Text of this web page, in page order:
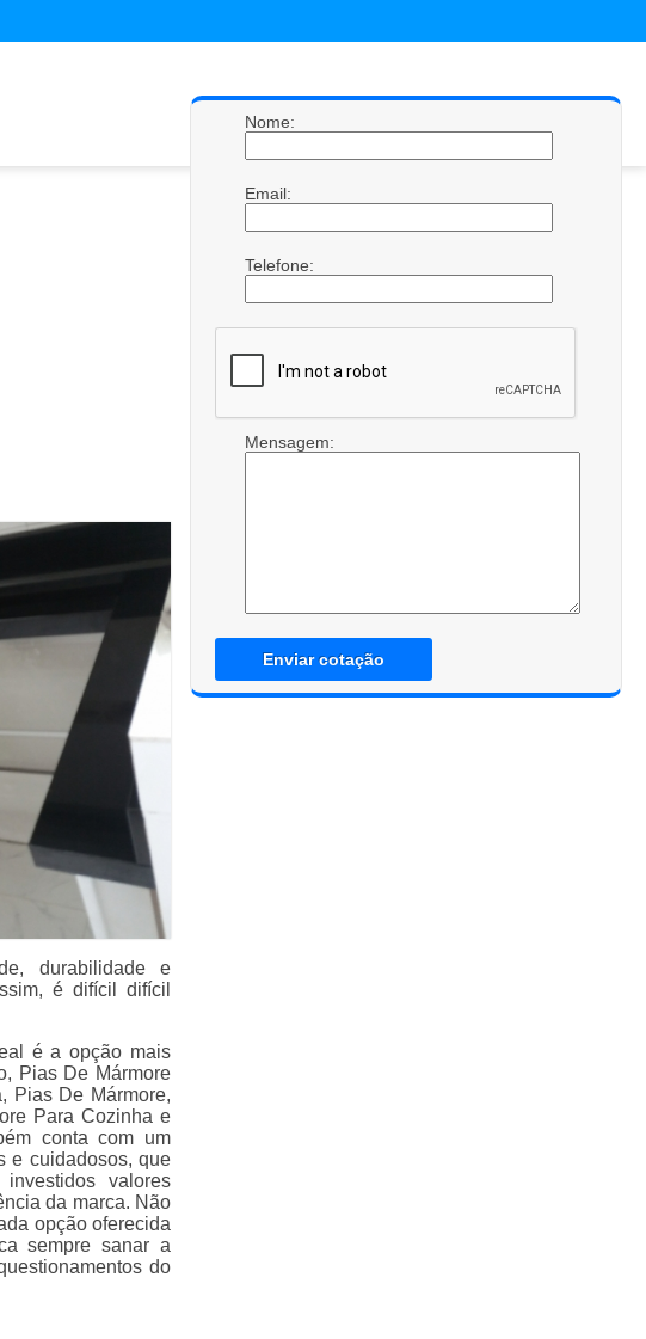
durabilidade e
é difícil difícil
é a opção mais
Pias De Mármore
Pias De Mármore,
Para Cozinha e
conta com um
e cuidadosos, que
valores
da marca. Não
opção oferecida
sempre sanar a
do
Nome:
Email:
Telefone:
Mensagem:
Enviar cotação